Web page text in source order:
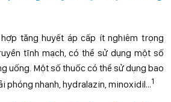
tăng huyết áp cấp ít nghiêm trọng
tĩnh mạch, có thể sử dụng một số
uống. Một số thuốc có thể sử dụng bao
phóng nhanh, hydralazin, minoxidil…1